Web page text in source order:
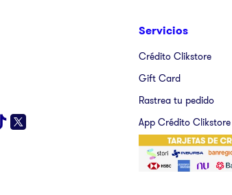
Servicios
Crédito Clikstore
Gift Card
Rastrea tu pedido
App Crédito Clikstore